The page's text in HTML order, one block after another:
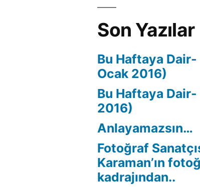
Son Yazılar
Bu Haftaya
Ocak 2016)
Bu Haftaya
2016)
Anlayamazsın…
Fotoğraf
Karaman’ın
kadrajından..